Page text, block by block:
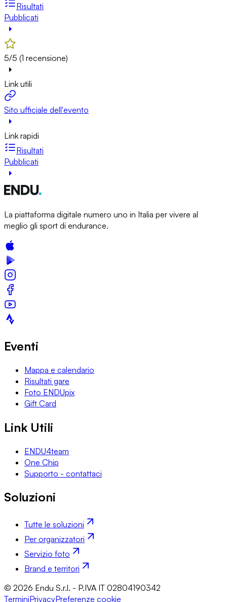
Risultati
Pubblicati
5/5 (1 recensione)
Link utili
Sito ufficiale dell'evento
Link rapidi
Risultati
Pubblicati
La piattaforma digitale numero uno in Italia per vivere al
meglio gli sport di endurance.
Eventi
Mappa e calendario
Risultati gare
Foto ENDUpix
Gift Card
Link Utili
ENDU4team
One Chip
Supporto - contattaci
Soluzioni
Tutte le soluzioni
Per organizzatori
Servizio foto
Brand e territori
© 2026 Endu S.r.l. - P.IVA IT 02804190342
TerminiPrivacyPreferenze cookie